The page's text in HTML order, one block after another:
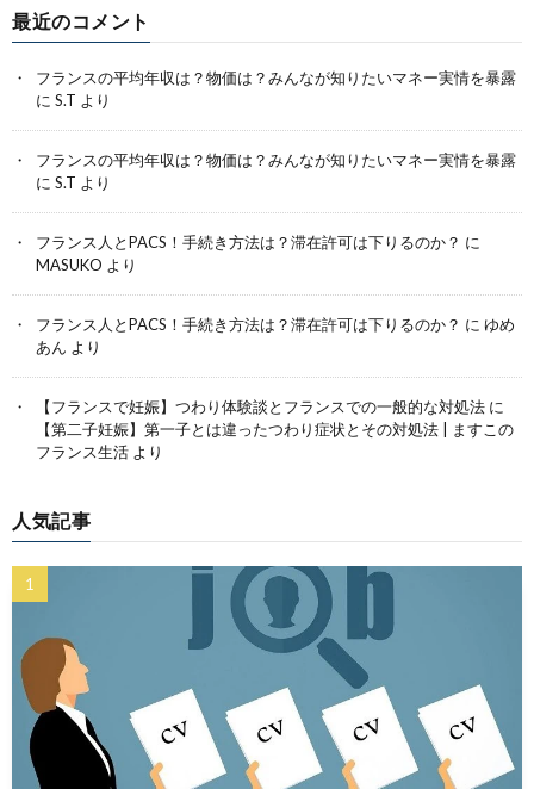
最近のコメント
フランスの平均年収は？物価は？みんなが知りたいマネー実情を暴露
に S.T より
フランスの平均年収は？物価は？みんなが知りたいマネー実情を暴露
に S.T より
フランス人とPACS！手続き方法は？滞在許可は下りるのか？ に
MASUKO より
フランス人とPACS！手続き方法は？滞在許可は下りるのか？ に ゆめ
あん より
【フランスで妊娠】つわり体験談とフランスでの一般的な対処法 に
【第二子妊娠】第一子とは違ったつわり症状とその対処法 | ますこの
フランス生活 より
人気記事